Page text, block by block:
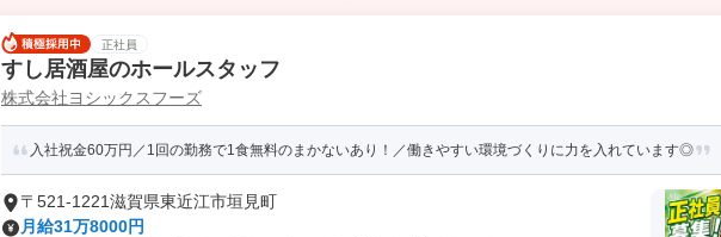
正社員
すし居酒屋のホールスタッフ
株式会社ヨシックスフーズ
入社祝金60万円／1回の勤務で1食無料のまかないあり！／働きやすい環境づくりに力を入れています◎
〒521-1221滋賀県東近江市垣見町
月給31万8000円